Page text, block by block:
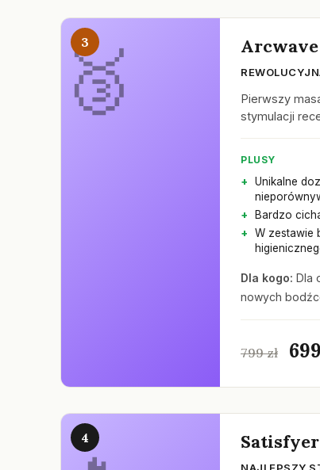
3
Pierwszy
stymulacji
PLUSY
Unikalne
Bardzo
W zestawie
Dla kogo: Dla
nowych
799 zł
4
NAJLEPSZY